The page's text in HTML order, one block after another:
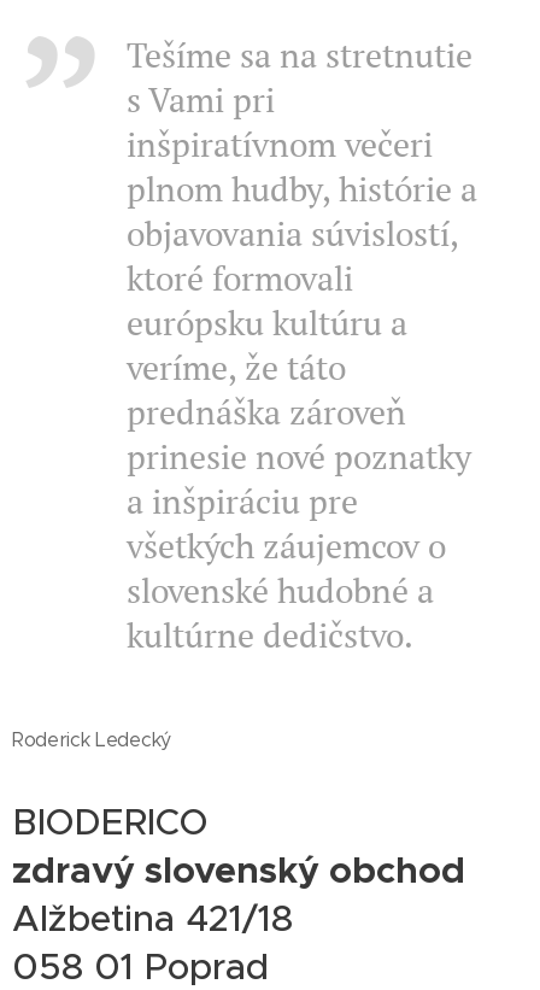
Tešíme sa na stretnutie
s Vami pri
inšpiratívnom večeri
plnom hudby, histórie a
objavovania súvislostí,
ktoré formovali
európsku kultúru a
veríme, že táto
prednáška zároveň
prinesie nové poznatky
a inšpiráciu pre
všetkých záujemcov o
slovenské hudobné a
kultúrne dedičstvo.
Roderick Ledecký
BIODERICO
zdravý slovenský obchod
Alžbetina 421/18
058 01 Poprad